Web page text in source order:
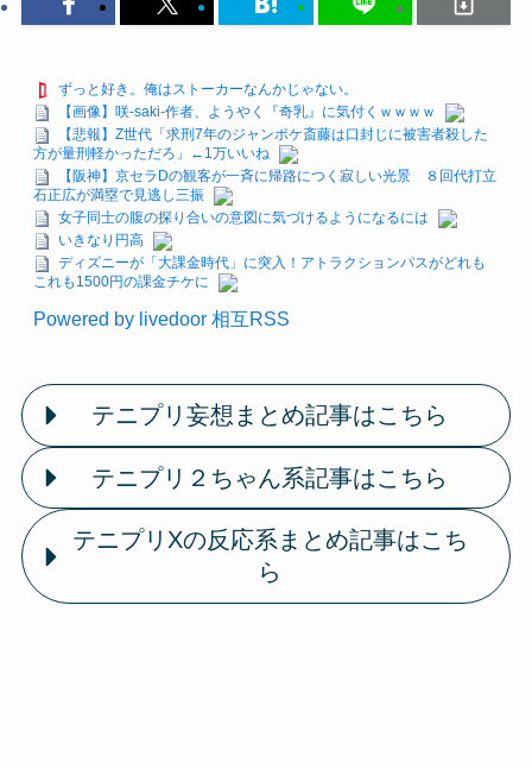
ずっと好き。俺はストーカーなんかじゃない。
【画像】咲-saki-作者、ようやく『奇乳』に気付くｗｗｗｗ
【悲報】Z世代「求刑7年のジャンポケ斎藤は口封じに被害者殺した
方が量刑軽かっただろ」←1万いいね
【阪神】京セラDの観客が一斉に帰路につく寂しい光景 ８回代打立
石正広が満塁で見逃し三振
女子同士の腹の探り合いの意図に気づけるようになるには
いきなり円高
ディズニーが「大課金時代」に突入！アトラクションパスがどれも
これも1500円の課金チケに
Powered by livedoor 相互RSS
テニプリ妄想まとめ記事はこちら
テニプリ２ちゃん系記事はこちら
テニプリXの反応系まとめ記事はこち
ら